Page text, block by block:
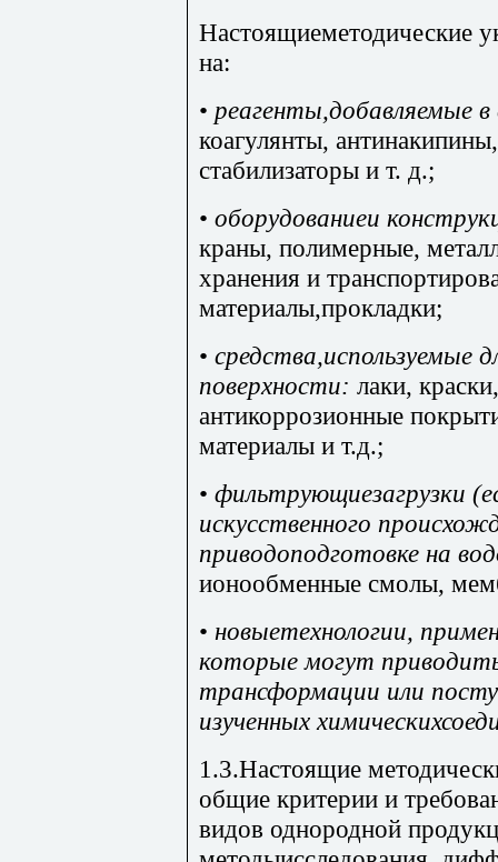
Настоящиеметодические
на:
• реагенты,добавляемые в
коагулянты,
стабилизаторы и т. д.;
• оборудованиеи
краны, полимерные,
хранения и
материалы,прокладки;
• средства,используемые
поверхности: лаки,
антикоррозионные
материалы и т.д.;
• фильтрующиезагрузки
искусственного
приводоподготовке на
ионообменные смолы,
• новыетехнологии,
которые могут
трансформации или
изученных
1.3.Настоящие
общие критерии и
видов однородной